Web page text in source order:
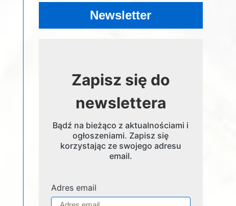
Newsletter
Zapisz się do
newslettera
Bądź na bieżąco z aktualnościami i
ogłoszeniami. Zapisz się
korzystając ze swojego adresu
email.
Adres email